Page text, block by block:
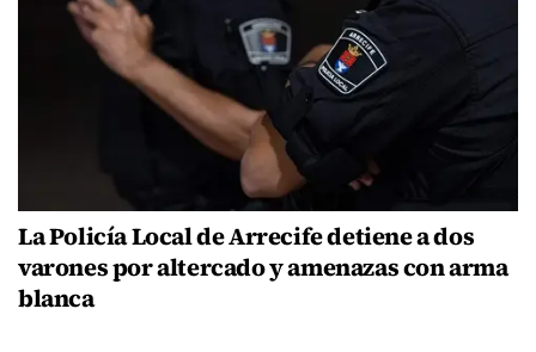
La Policía Local de Arrecife detiene a dos
varones por altercado y amenazas con arma
blanca